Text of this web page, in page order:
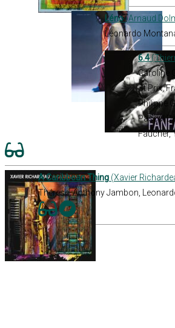
Léno(Arnaud
Léonardo
6.4
Caroline
St Prix,
Philippe
Pascal
Faucher,
A Caribbean Thing (Xavier
Thérese, Anthony Jambon,